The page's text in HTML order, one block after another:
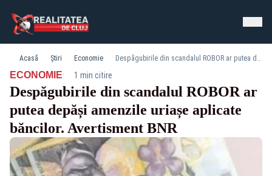
Acasă Știri Economie Despăgubirile din scandalul ROBOR ar putea depăși amenzile uriașe aplicate băncilor. Avertisment BNR
ECONOMIE· 1 min citire
Despăgubirile din scandalul ROBOR ar
putea depăși amenzile uriașe aplicate
băncilor. Avertisment BNR